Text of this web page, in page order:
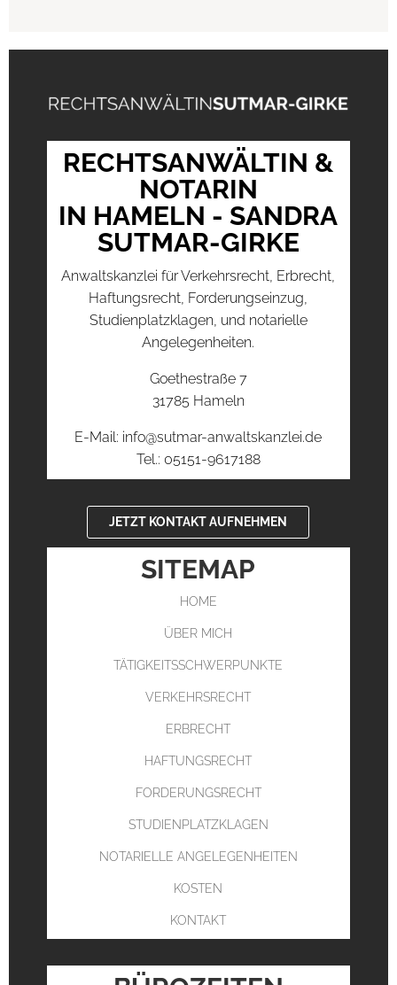
RECHTSANWÄLTIN &
NOTARIN
IN HAMELN - SANDRA
SUTMAR-GIRKE
Anwaltskanzlei für Verkehrsrecht, Erbrecht,
Haftungsrecht, Forderungseinzug,
Studienplatzklagen, und notarielle
Angelegenheiten.
Goethestraße 7
31785 Hameln
E-Mail: info@sutmar-anwaltskanzlei.de
Tel.: 05151-9617188
JETZT KONTAKT AUFNEHMEN
SITEMAP
HOME
ÜBER MICH
TÄTIGKEITSSCHWERPUNKTE
VERKEHRSRECHT
ERBRECHT
HAFTUNGSRECHT
FORDERUNGSRECHT
STUDIENPLATZKLAGEN
NOTARIELLE ANGELEGENHEITEN
KOSTEN
KONTAKT